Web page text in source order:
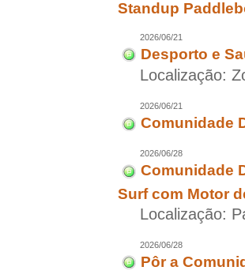
Standup
2026/06/21
Desporto e
Localização:
2026/06/21
Comunidade
2026/06/28
Comunidade
Surf com Motor
Localização:
2026/06/28
Pôr a